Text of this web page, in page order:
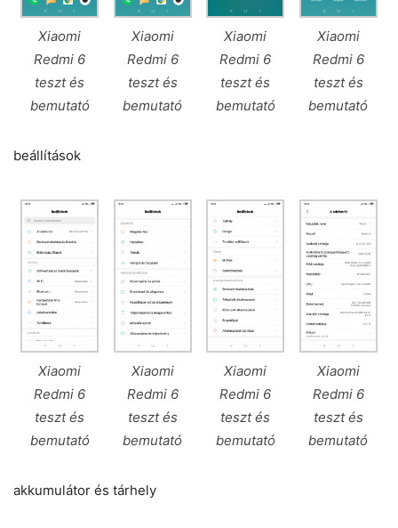
Xiaomi
Redmi 6
teszt és
bemutató
Xiaomi
Redmi 6
teszt és
bemutató
Xiaomi
Redmi 6
teszt és
bemutató
Xiaomi
Redmi 6
teszt és
bemutató
beállítások
Xiaomi
Redmi 6
teszt és
bemutató
Xiaomi
Redmi 6
teszt és
bemutató
Xiaomi
Redmi 6
teszt és
bemutató
Xiaomi
Redmi 6
teszt és
bemutató
akkumulátor és tárhely